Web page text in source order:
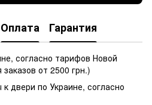
Оплата Гарантия
согласно тарифов Новой
от 2500 грн.)
двери по Украине, согласно